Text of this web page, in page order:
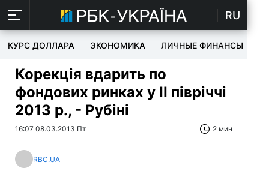
RU
КУРС ДОЛЛАРА ЭКОНОМИКА ЛИЧНЫЕ ФИНАНСЫ
Корекція вдарить по
фондових ринках у II півріччі
2013 р., - Рубіні
16:07 08.03.2013 Пт 2 мин
RBC.UA